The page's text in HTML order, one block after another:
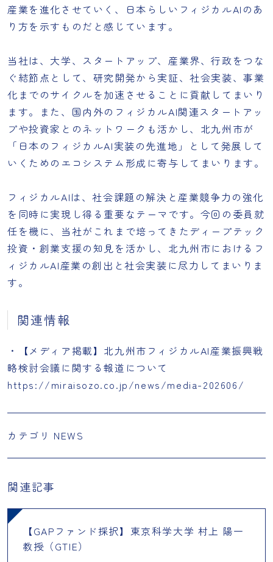
産業を進化させていく、日本らしいフィジカルAIのあ
り方を示すものだと感じています。
当社は、大学、スタートアップ、産業界、行政をつな
ぐ結節点として、研究開発から実証、社会実装、事業
化までのサイクルを加速させることに貢献してまいり
ます。また、国内外のフィジカルAI関連スタートアッ
プや投資家とのネットワークも活かし、北九州市が
「日本のフィジカルAI実装の先進地」として発展して
いくためのエコシステム形成に寄与してまいります。
フィジカルAIは、社会課題の解決と産業競争力の強化
を同時に実現し得る重要なテーマです。今回の委員就
任を機に、当社がこれまで培ってきたディープテック
投資・創業支援の知見を活かし、北九州市におけるフ
ィジカルAI産業の創出と社会実装に尽力してまいりま
す。
関連情報
・【メディア掲載】北九州市フィジカルAI産業振興戦
略検討会議に関する報道について
https://miraisozo.co.jp/news/media-202606/
カテゴリ NEWS
関連記事
【GAPファンド採択】東京科学大学 村上 陽一
教授（GTIE）